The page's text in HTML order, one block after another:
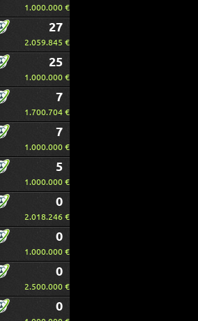
1.000.000 €
27
2.059.845 €
25
1.000.000 €
7
1.700.704 €
7
1.000.000 €
5
1.000.000 €
0
2.018.246 €
0
1.000.000 €
0
2.500.000 €
0